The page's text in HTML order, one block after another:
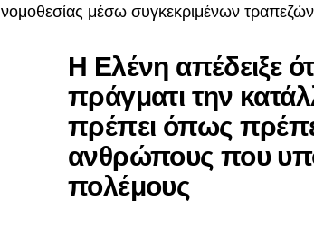
νομοθεσίας μέσω συγκεκριμένων
Η Ελένη απέδειξε
πράγματι την
πρέπει όπως
ανθρώπους που
πολέμους